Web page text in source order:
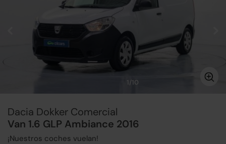
1/10
Dacia Dokker Comercial
Van 1.6 GLP Ambiance 2016
¡Nuestros coches vuelan!